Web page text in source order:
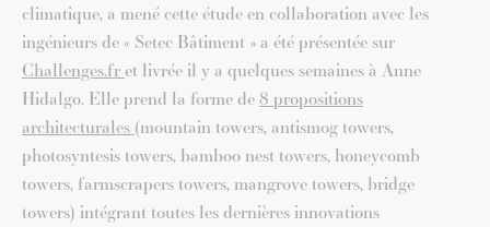
climatique, a mené cette étude en collaboration avec les
ingénieurs de « Setec Bâtiment » a été présentée sur
Challenges.fret livrée il y a quelques semaines à Anne
Hidalgo. Elle prend la forme de 8 propositions
architecturales (mountain towers, antismog towers,
photosyntesis towers, bamboo nest towers, honeycomb
towers, farmscrapers towers, mangrove towers, bridge
towers) intégrant toutes les dernières innovations